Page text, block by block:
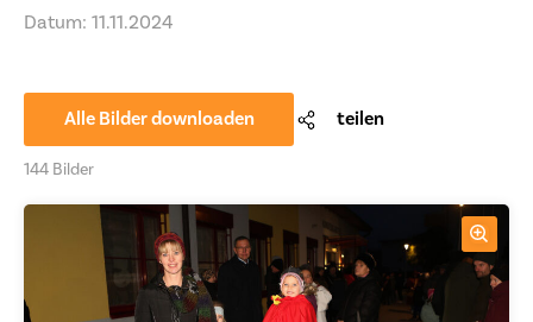
Datum: 11.11.2024
Alle Bilder downloaden teilen
144 Bilder